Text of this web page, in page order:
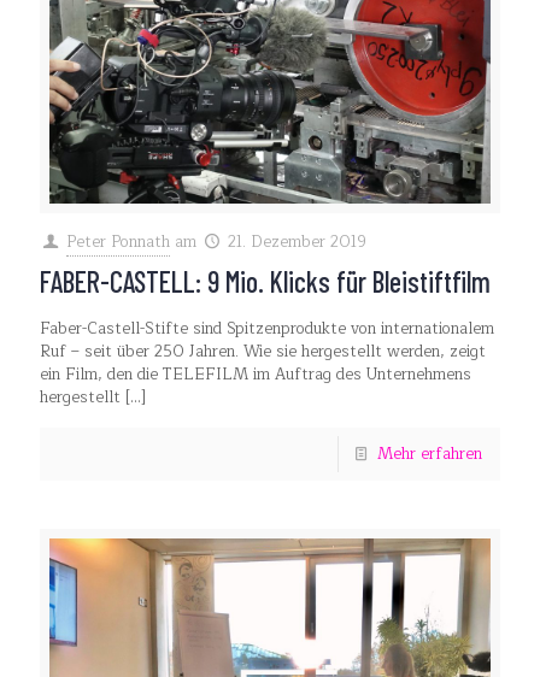
Peter Ponnath am 21. Dezember 2019
FABER-CASTELL: 9 Mio. Klicks für Bleistiftfilm
Faber-Castell-Stifte sind Spitzenprodukte von internationalem
Ruf – seit über 250 Jahren. Wie sie hergestellt werden, zeigt
ein Film, den die TELEFILM im Auftrag des Unternehmens
hergestellt […]
Mehr erfahren